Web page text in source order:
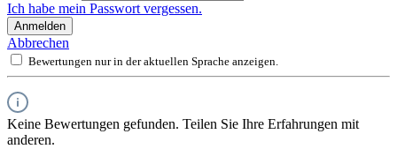
Ich habe mein Passwort vergessen.
Anmelden
Abbrechen
Bewertungen nur in der aktuellen Sprache anzeigen.
Keine Bewertungen gefunden. Teilen Sie Ihre Erfahrungen mit
anderen.